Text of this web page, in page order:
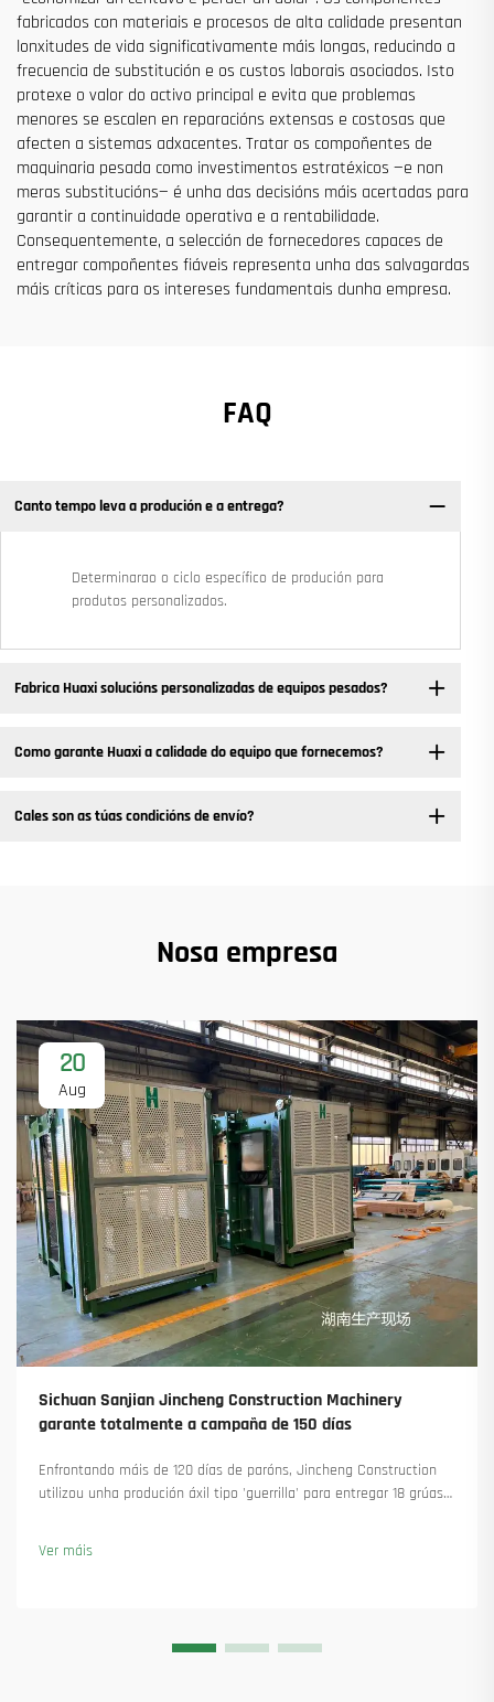
fabricados con materiais e procesos de alta calidade presentan
lonxitudes de vida significativamente máis longas, reducindo a
frecuencia de substitución e os custos laborais asociados. Isto
protexe o valor do activo principal e evita que problemas
menores se escalen en reparacións extensas e costosas que
afecten a sistemas adxacentes. Tratar os compoñentes de
maquinaria pesada como investimentos estratéxicos —e non
meras substitucións— é unha das decisións máis acertadas para
garantir a continuidade operativa e a rentabilidade.
Consequentemente, a selección de fornecedores capaces de
entregar compoñentes fiáveis representa unha das salvagardas
máis críticas para os intereses fundamentais dunha empresa.
FAQ
Canto tempo leva a produción e a entrega?
Determinarao o ciclo específico de produción para
produtos personalizados.
Fabrica Huaxi solucións personalizadas de equipos pesados? ​
Como garante Huaxi a calidade do equipo que fornecemos?
Cales son as túas condicións de envío?
Nosa empresa
20
Aug
Sichuan Sanjian Jincheng Construction Machinery
garante totalmente a campaña de 150 días
Enfrontando máis de 120 días de paróns, Jincheng Construction
utilizou unha produción áxil tipo 'guerrilla' para entregar 18 grúas
manteu a produción en marcha. Saiba máis.
Ver máis